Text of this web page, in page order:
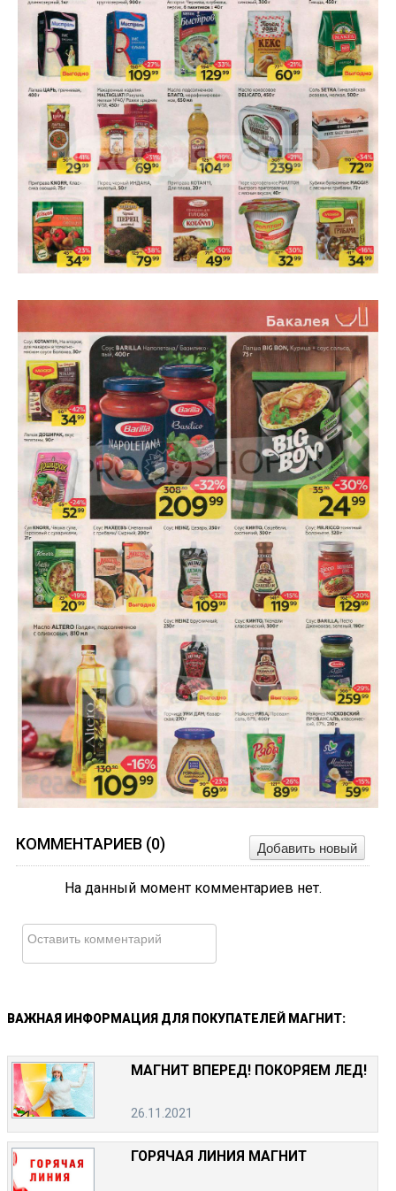
КОММЕНТАРИЕВ (0) Добавить новый
На данный момент комментариев нет.
ВАЖНАЯ ИНФОРМАЦИЯ ДЛЯ ПОКУПАТЕЛЕЙ МАГНИТ:
МАГНИТ ВПЕРЕД! ПОКОРЯЕМ ЛЕД!
26.11.2021
ГОРЯЧАЯ ЛИНИЯ МАГНИТ